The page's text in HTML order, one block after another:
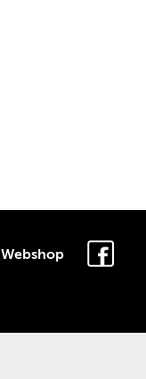
Webshop